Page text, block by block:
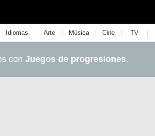
Idiomas | Arte | Música | Cine | TV |
con Juegos de progresiones.